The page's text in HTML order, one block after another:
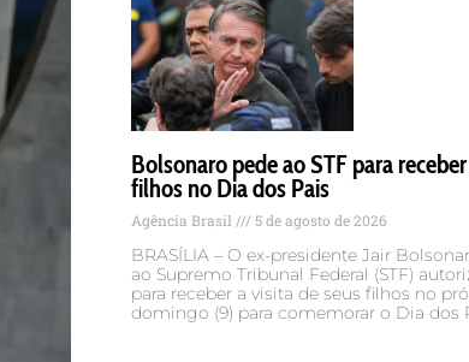
Bolsonaro pede ao STF para
filhos no Dia dos Pais
Agência Brasil 5 de agosto de 2026
BRASÍLIA – O ex-presidente Jair
ao Supremo Tribunal Federal (STF)
para receber a visita de seus filhos no
domingo (9) para comemorar o Dia dos